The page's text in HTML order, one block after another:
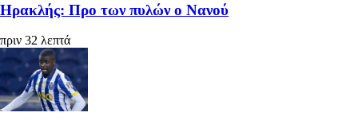
Ηρακλής: Προ των πυλών ο Νανού
πριν 32 λεπτά